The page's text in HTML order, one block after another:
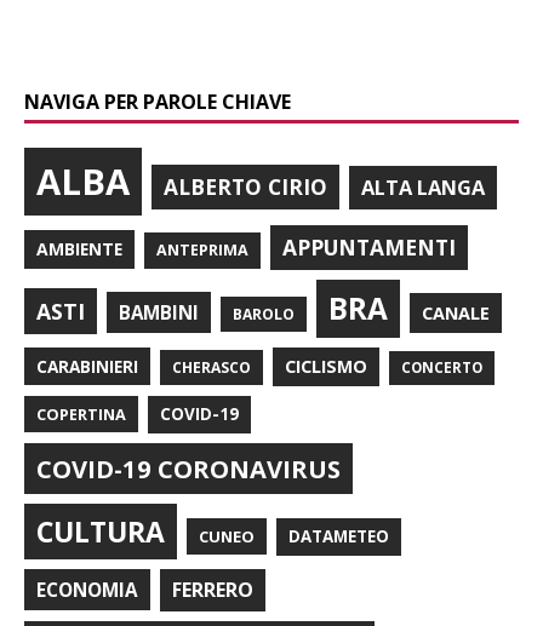
NAVIGA PER PAROLE CHIAVE
ALBA ALBERTO CIRIO ALTA LANGA
AMBIENTE ANTEPRIMA APPUNTAMENTI
ASTI BAMBINI BAROLO BRA CANALE
CARABINIERI CHERASCO CICLISMO CONCERTO
COPERTINA COVID-19
COVID-19 CORONAVIRUS
CULTURA CUNEO DATAMETEO
ECONOMIA FERRERO